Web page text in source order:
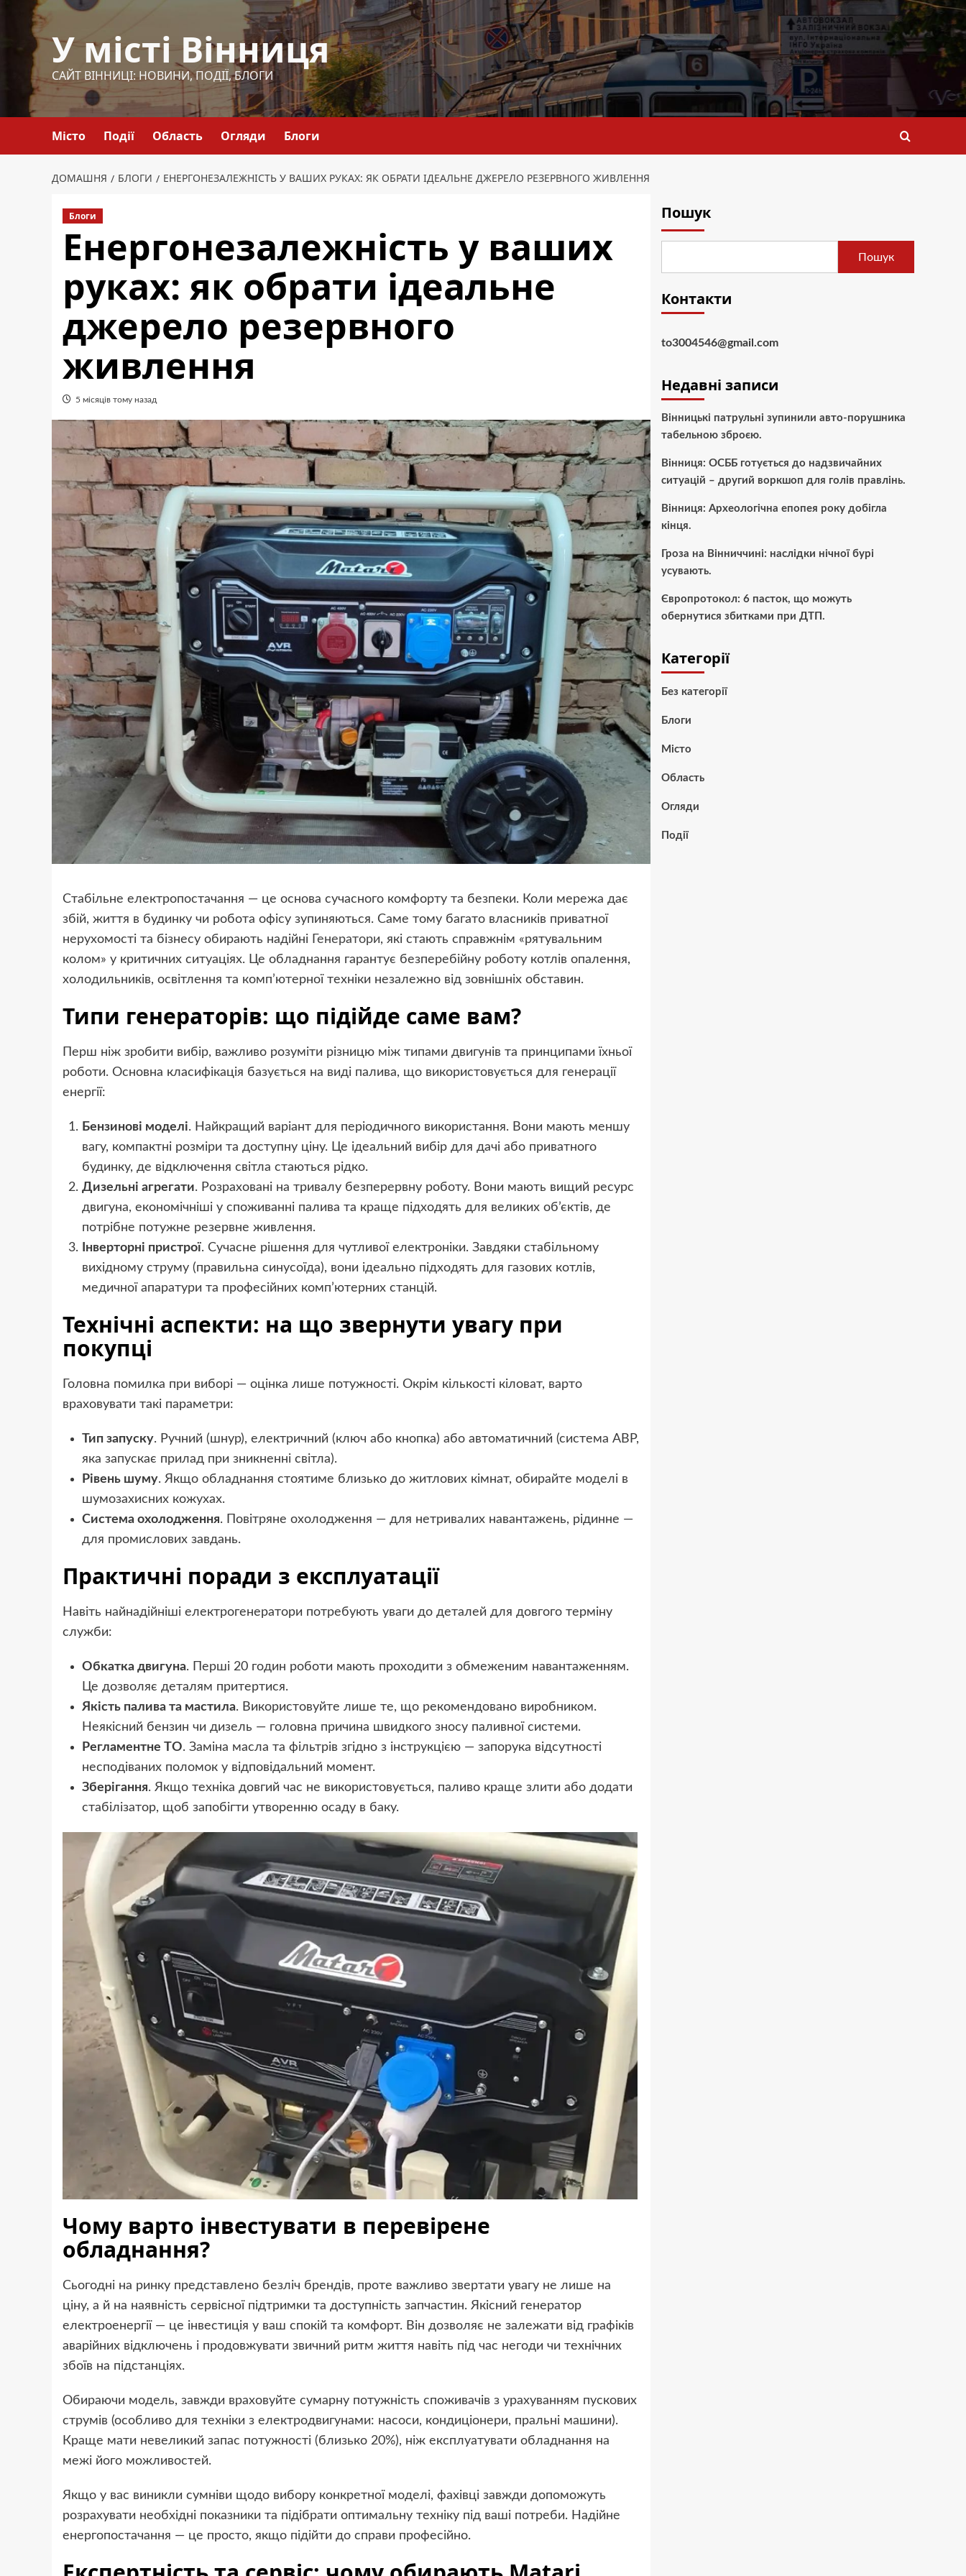
Перейти
У місті Вінниця
САЙТ ВІННИЦІ: НОВИНИ, ПОДІЇ, БЛОГИ
Місто Події Область Огляди Блоги
ДОМАШНЯ БЛОГИ ЕНЕРГОНЕЗАЛЕЖНІСТЬ У ВАШИХ РУКАХ: ЯК ОБРАТИ ІДЕАЛЬНЕ ДЖЕРЕЛО РЕЗЕРВНОГО ЖИВЛЕННЯ
Блоги
Енергонезалежність у ваших
руках: як обрати ідеальне
джерело резервного
живлення
5 місяців тому назад
Стабільне електропостачання — це основа сучасного комфорту та безпеки. Коли мережа дає
збій, життя в будинку чи робота офісу зупиняються. Саме тому багато власників приватної
нерухомості та бізнесу обирають надійні Генератори, які стають справжнім «рятувальним
колом» у критичних ситуаціях. Це обладнання гарантує безперебійну роботу котлів опалення,
холодильників, освітлення та комп’ютерної техніки незалежно від зовнішніх обставин.
Типи генераторів: що підійде саме вам?
Перш ніж зробити вибір, важливо розуміти різницю між типами двигунів та принципами їхньої
роботи. Основна класифікація базується на виді палива, що використовується для генерації
енергії:
Бензинові моделі. Найкращий варіант для періодичного використання. Вони мають меншу
вагу, компактні розміри та доступну ціну. Це ідеальний вибір для дачі або приватного
будинку, де відключення світла стаються рідко.
Дизельні агрегати. Розраховані на тривалу безперервну роботу. Вони мають вищий ресурс
двигуна, економічніші у споживанні палива та краще підходять для великих об’єктів, де
потрібне потужне резервне живлення.
Інверторні пристрої. Сучасне рішення для чутливої електроніки. Завдяки стабільному
вихідному струму (правильна синусоїда), вони ідеально підходять для газових котлів,
медичної апаратури та професійних комп’ютерних станцій.
Технічні аспекти: на що звернути увагу при
покупці
Головна помилка при виборі — оцінка лише потужності. Окрім кількості кіловат, варто
враховувати такі параметри:
Тип запуску. Ручний (шнур), електричний (ключ або кнопка) або автоматичний (система АВР,
яка запускає прилад при зникненні світла).
Рівень шуму. Якщо обладнання стоятиме близько до житлових кімнат, обирайте моделі в
шумозахисних кожухах.
Система охолодження. Повітряне охолодження — для нетривалих навантажень, рідинне —
для промислових завдань.
Практичні поради з експлуатації
Навіть найнадійніші електрогенератори потребують уваги до деталей для довгого терміну
служби:
Обкатка двигуна. Перші 20 годин роботи мають проходити з обмеженим навантаженням.
Це дозволяє деталям притертися.
Якість палива та мастила. Використовуйте лише те, що рекомендовано виробником.
Неякісний бензин чи дизель — головна причина швидкого зносу паливної системи.
Регламентне ТО. Заміна масла та фільтрів згідно з інструкцією — запорука відсутності
несподіваних поломок у відповідальний момент.
Зберігання. Якщо техніка довгий час не використовується, паливо краще злити або додати
стабілізатор, щоб запобігти утворенню осаду в баку.
Чому варто інвестувати в перевірене
обладнання?
Сьогодні на ринку представлено безліч брендів, проте важливо звертати увагу не лише на
ціну, а й на наявність сервісної підтримки та доступність запчастин. Якісний генератор
електроенергії — це інвестиція у ваш спокій та комфорт. Він дозволяє не залежати від графіків
аварійних відключень і продовжувати звичний ритм життя навіть під час негоди чи технічних
збоїв на підстанціях.
Обираючи модель, завжди враховуйте сумарну потужність споживачів з урахуванням пускових
струмів (особливо для техніки з електродвигунами: насоси, кондиціонери, пральні машини).
Краще мати невеликий запас потужності (близько 20%), ніж експлуатувати обладнання на
межі його можливостей.
Якщо у вас виникли сумніви щодо вибору конкретної моделі, фахівці завжди допоможуть
розрахувати необхідні показники та підібрати оптимальну техніку під ваші потреби. Надійне
енергопостачання — це просто, якщо підійти до справи професійно.
Пошук
Пошук
Контакти
to3004546@gmail.com
Недавні записи
Вінницькі патрульні зупинили авто-порушника
табельною зброєю.
Вінниця: ОСББ готується до надзвичайних
ситуацій – другий воркшоп для голів правлінь.
Вінниця: Археологічна епопея року добігла
кінця.
Гроза на Вінниччині: наслідки нічної бурі
усувають.
Європротокол: 6 пасток, що можуть
обернутися збитками при ДТП.
Категорії
Без категорії
Блоги
Місто
Область
Огляди
Події